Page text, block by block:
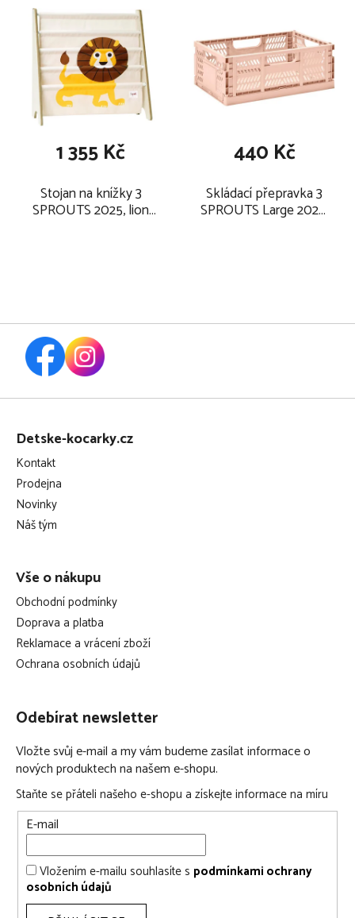
Stojan na knížky 3
SPROUTS 2025, lion
1 355 Kč
Skládací přepravka 3
SPROUTS Large 2025,
440 Kč
Z
Detske-kocarky.cz
Kontakt
Prodejna
Novinky
Náš tým
Vše o nákupu
Obchodní podmínky
Doprava a platba
Reklamace a vrácení zboží
Ochrana osobních údajů
Odebírat newsletter
Vložte svůj e-mail a my vám budeme zasílat informace o
nových produktech na našem e-shopu.
Staňte se přáteli našeho e-shopu a získejte informace na míru
E-mail
Vložením e-mailu souhlasíte s podmínkami ochrany
osobních údajů